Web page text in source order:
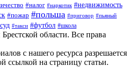
#налог #наркотик #недвижимость
#пожар #польша #приговор #пьяный
#такси #футбол #школа
области. Все права
с нашего ресурса разрешается
ссылкой на страницу статьи.